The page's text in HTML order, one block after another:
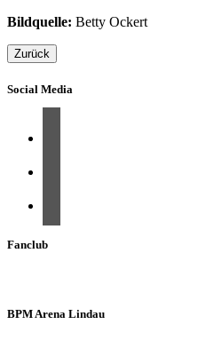
Bildquelle: Betty Ockert
Zurück
Social Media
Fanclub
BPM Arena Lindau